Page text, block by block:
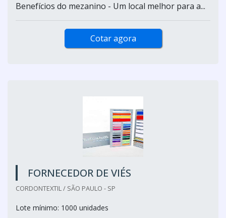
Benefícios do mezanino - Um local melhor para a...
Cotar agora
FORNECEDOR DE VIÉS
CORDONTEXTIL / SÃO PAULO - SP
Lote mínimo: 1000 unidades